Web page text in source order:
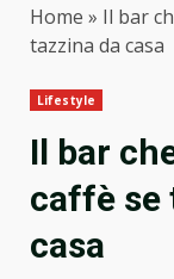
Home » Il bar
tazzina da casa
Lifestyle
Il bar
caffè se
casa